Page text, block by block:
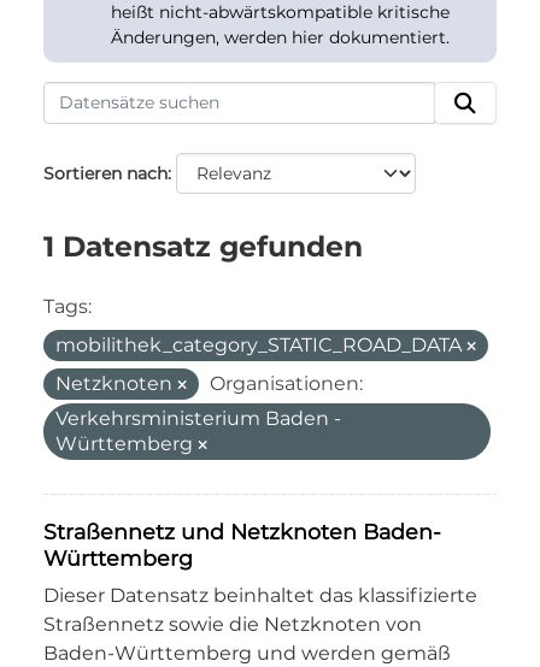
heißt nicht-abwärtskompatible kritische
Änderungen, werden hier dokumentiert.
Sortieren nach
1 Datensatz gefunden
Tags:
mobilithek_category_STATIC_ROAD_DATA
Netzknoten
Organisationen:
Verkehrsministerium Baden -
Württemberg
Straßennetz und Netzknoten Baden-
Württemberg
Dieser Datensatz beinhaltet das klassifizierte
Straßennetz sowie die Netzknoten von
Baden-Württemberg und werden gemäß